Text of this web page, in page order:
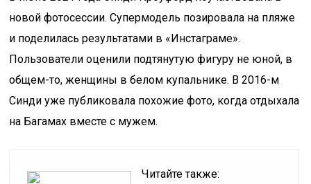
новой фотосессии. Супермодель позировала на пляже
и поделилась результатами в «Инстаграме».
Пользователи оценили подтянутую фигуру не юной, в
общем-то, женщины в белом купальнике. В 2016-м
Синди уже публиковала похожие фото, когда отдыхала
на Багамах вместе с мужем.
Читайте также: